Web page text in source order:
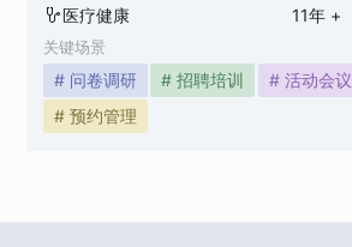
医疗健康 11年 +
关键场景
# 问卷调研 # 招聘培训 # 活动会议
# 预约管理